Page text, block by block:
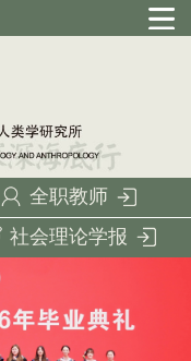
全职教师
社会理论学报